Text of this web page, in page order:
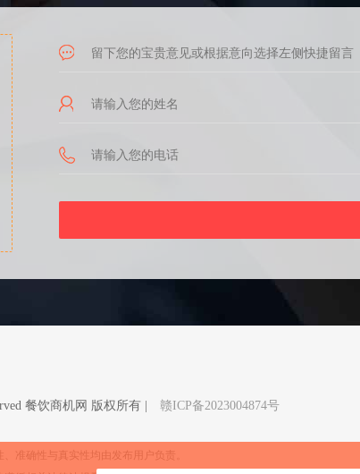
餐饮商机网 版权所有 | 赣ICP备2023004874号
准确性与真实性均由发布用户负责。